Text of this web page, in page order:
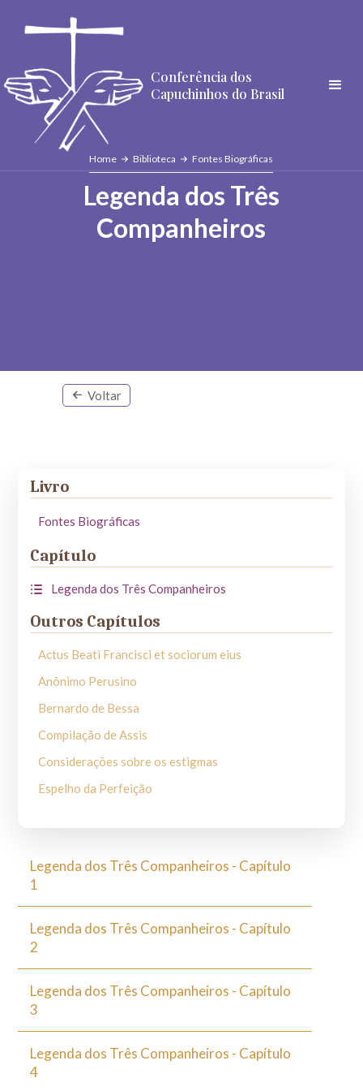
Conferência dos
Capuchinhos do Brasil
Home Biblioteca Fontes Biográficas
Legenda dos Três
Companheiros
Voltar
Livro
Fontes Biográficas
Capítulo
Legenda dos Três Companheiros
Outros Capítulos
Actus Beati Francisci et sociorum eius
Anônimo Perusino
Bernardo de Bessa
Compilação de Assis
Considerações sobre os estigmas
Espelho da Perfeição
I Fioretti
Legenda Maior
Primeira vida do Beato Francisco (Primeiro Tomás de
Sacrum Commercium S.Francisci cum domina Paupertat
Legenda dos Três Companheiros - Capítulo
1
Legenda dos Três Companheiros - Capítulo
2
Legenda dos Três Companheiros - Capítulo
3
Legenda dos Três Companheiros - Capítulo
4